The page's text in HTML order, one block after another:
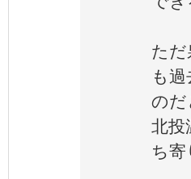
た
も
の
北
ち